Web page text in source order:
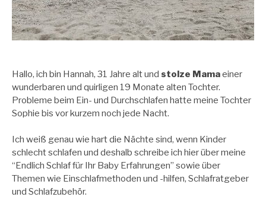
Hallo, ich bin Hannah, 31 Jahre alt und stolze Mamaeiner
wunderbaren und quirligen 19 Monate alten Tochter.
Probleme beim Ein- und Durchschlafen hatte meine Tochter
Sophie bis vor kurzem noch jede Nacht.
Ich weiß genau wie hart die Nächte sind, wenn Kinder
schlecht schlafen und deshalb schreibe ich hier über meine
“Endlich Schlaf für Ihr Baby Erfahrungen” sowie über
Themen wie Einschlafmethoden und -hilfen, Schlafratgeber
und Schlafzubehör.